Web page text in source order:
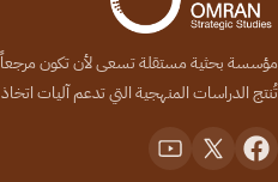
مؤسسة بحثية مستقلة تسعى لأن تكون مرجعاً
تُنتج الدراسات المنهجية التي تدعم آليات